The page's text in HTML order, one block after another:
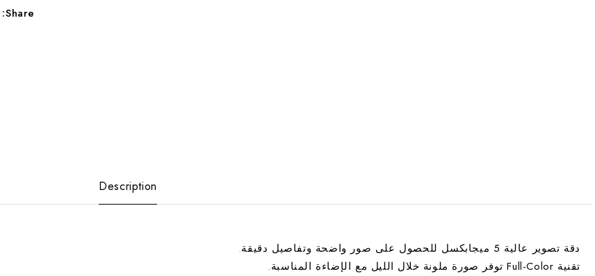
Share:
Description
دقة تصوير عالية 5 ميجابكسل
للحصول على صور واضحة وتفاصيل دقيقة.
تقنية Full-Colorتوفر صورة ملونة خلال الليل مع الإضاءة المناسبة.